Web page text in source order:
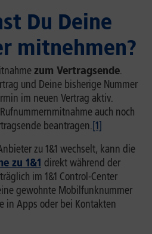
Du Deine
mitnehmen?
zum Vertragsende.
und Deine bisherige Nummer
im neuen Vertrag aktiv.
auch noch
beantragen.[1]
zu 1&1 wechselt, kann die
zu 1&1 direkt während der
im 1&1 Control-Center
gewohnte Mobilfunknummer
in Apps oder bei Kontakten